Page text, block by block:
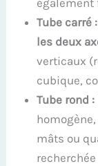
également
Tube carré :
les deux
verticaux
cubique,
Tube rond :
mâts ou